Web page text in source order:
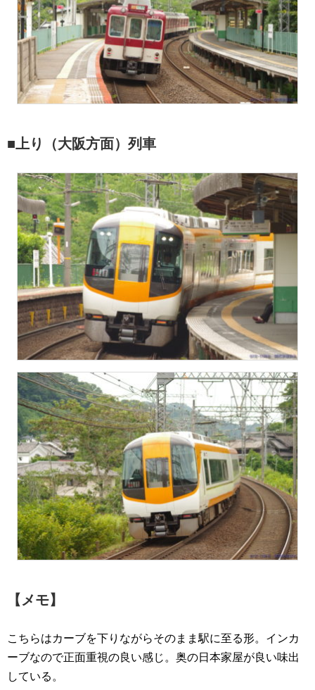
■上り（大阪方面）列車
【メモ】
こちらはカーブを下りながらそのまま駅に至る形。インカ
ーブなので正面重視の良い感じ。奥の日本家屋が良い味出
している。